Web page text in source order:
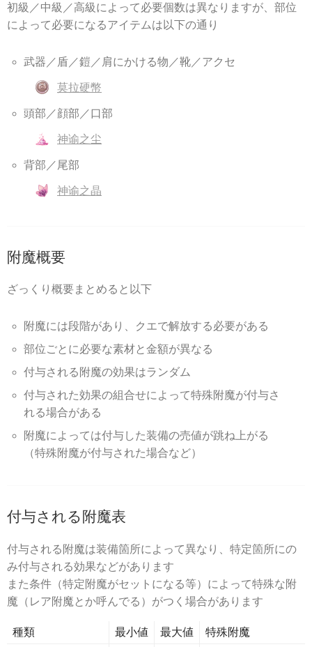
初級／中級／高級によって必要個数は異なりますが、部位
によって必要になるアイテムは以下の通り
武器／盾／鎧／肩にかける物／靴／アクセ
莫拉硬幣
頭部／顔部／口部
神谕之尘
背部／尾部
神谕之晶
附魔概要
ざっくり概要まとめると以下
附魔には段階があり、クエで解放する必要がある
部位ごとに必要な素材と金額が異なる
付与される附魔の効果はランダム
付与された効果の組合せによって特殊附魔が付与さ
れる場合がある
附魔によっては付与した装備の売値が跳ね上がる
（特殊附魔が付与された場合など）
付与される附魔表
付与される附魔は装備箇所によって異なり、特定箇所にの
み付与される効果などがあります
また条件（特定附魔がセットになる等）によって特殊な附
魔（レア附魔とか呼んでる）がつく場合があります
種類 最小値 最大値 特殊附魔